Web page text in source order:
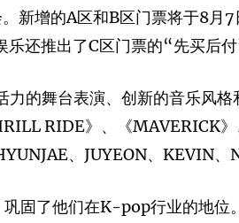
新增的A区和B区门票将于8月
还推出了C区门票的“先买后付
的舞台表演、创新的音乐风
RIDE》、《MAVERICK
、JUYEON、KEVIN、
固了他们在K-pop行业的地